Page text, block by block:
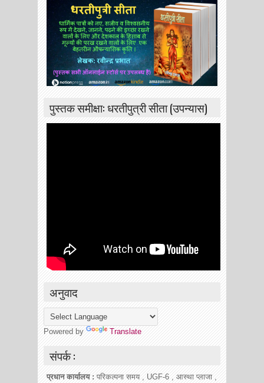
पुस्तक समीक्षा: धरतीपुत्री सीता (उपन्यास)
अनुवाद
Powered by Translate
संपर्क :
प्रधान कार्यालय : परिकल्पना समय , UGF-6 , आस्था प्लाजा ,